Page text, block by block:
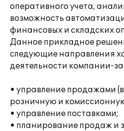
оперативного учета,
возможность
финансовых и складских
Данное прикладное
следующие направления
деятельности компании-
• управление продажами
розничную и
• управление поставками;
• планирование продаж и